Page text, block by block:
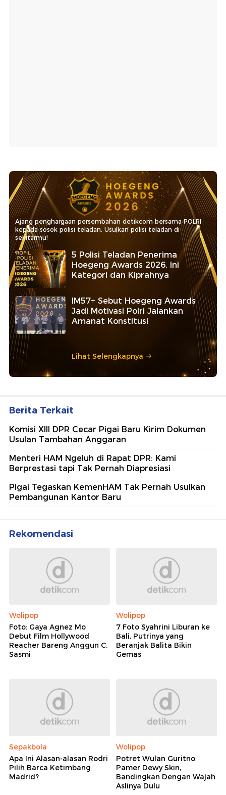
Ajang penghargaan persembahan detikcom bersama POLRI
kepada sosok polisi teladan. Usulkan polisi teladan di
sekitarmu!
5 Polisi Teladan Penerima
Hoegeng Awards 2026, Ini
Kategori dan Kiprahnya
IM57+ Sebut Hoegeng Awards
Jadi Motivasi Polri Jalankan
Amanat Konstitusi
Lihat Selengkapnya
Berita Terkait
Komisi XIII DPR Cecar Pigai Baru Kirim Dokumen
Usulan Tambahan Anggaran
Menteri HAM Ngeluh di Rapat DPR: Kami
Berprestasi tapi Tak Pernah Diapresiasi
Pigai Tegaskan KemenHAM Tak Pernah Usulkan
Pembangunan Kantor Baru
Rekomendasi
Wolipop
Foto: Gaya Agnez Mo
Debut Film Hollywood
Reacher Bareng Anggun C.
Sasmi
Wolipop
7 Foto Syahrini Liburan ke
Bali, Putrinya yang
Beranjak Balita Bikin
Gemas
Sepakbola
Apa Ini Alasan-alasan Rodri
Pilih Barca Ketimbang
Madrid?
Wolipop
Potret Wulan Guritno
Pamer Dewy Skin,
Bandingkan Dengan Wajah
Aslinya Dulu